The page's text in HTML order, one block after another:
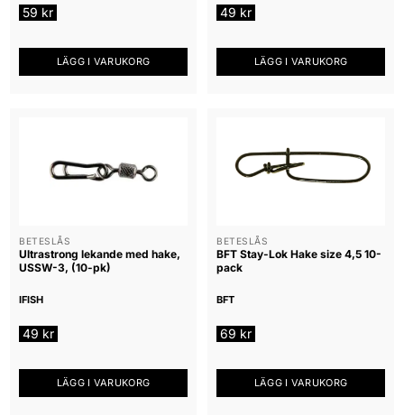
59 kr
LÄGG I VARUKORG
49 kr
LÄGG I VARUKORG
BETESLÅS
Ultrastrong lekande med hake,
USSW-3, (10-pk)
IFISH
49 kr
LÄGG I VARUKORG
BETESLÅS
BFT Stay-Lok Hake size 4,5 10-
pack
BFT
69 kr
LÄGG I VARUKORG